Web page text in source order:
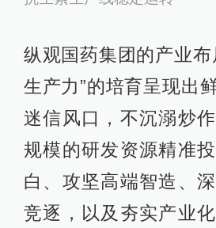
纵观国药集团的产业布
生产力”的培育呈现出
迷信风口，不沉溺炒
规模的研发资源精准
白、攻坚高端智造、
竞逐，以及夯实产业